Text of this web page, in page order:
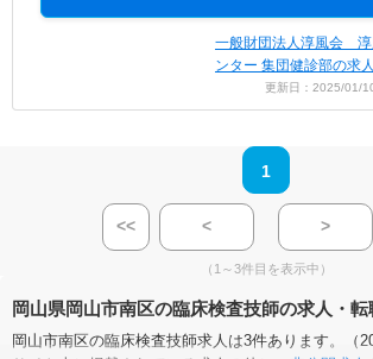
一般財団法人淳風会 淳
ンター 集団健診部の求
更新日：2025/01/
1
<< < >
（1～3件目を表示中）
岡山県岡山市南区の臨床検査技師の求人・転
岡山市南区の臨床検査技師求人は3件あります。（